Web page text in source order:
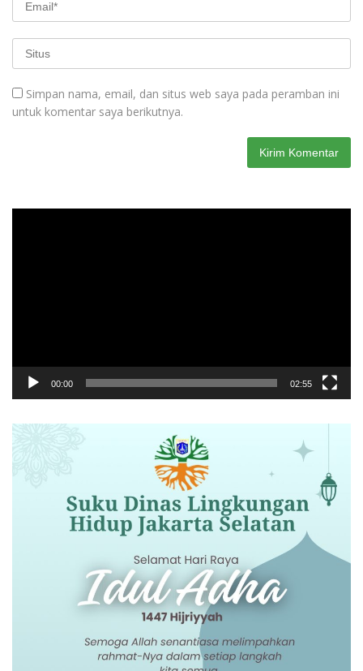
Simpan nama, email, dan situs web saya pada peramban ini
untuk komentar saya berikutnya.
00:00 02:55